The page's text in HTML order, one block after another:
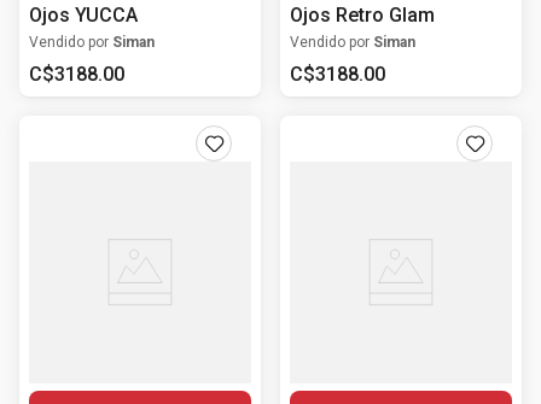
Ojos YUCCA
Vendido por Siman
C$3188.00
Ojos Retro Glam
Vendido por Siman
C$3188.00